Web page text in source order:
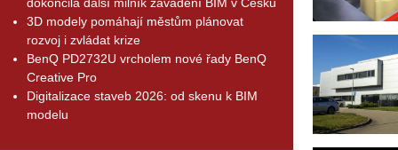
3D modely pomáhají městům plánovat
rozvoj i zvládat krize
BenQ PD2732U vrcholem nové řady BenQ
Creative Pro
Digitalizace staveb 2026: od skenu k BIM
modelu